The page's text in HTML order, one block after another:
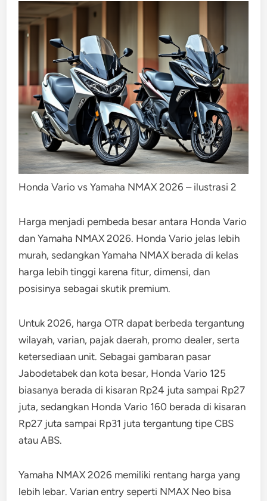
Honda Vario vs Yamaha NMAX 2026 – ilustrasi 2
Harga menjadi pembeda besar antara Honda Vario
dan Yamaha NMAX 2026. Honda Vario jelas lebih
murah, sedangkan Yamaha NMAX berada di kelas
harga lebih tinggi karena fitur, dimensi, dan
posisinya sebagai skutik premium.
Untuk 2026, harga OTR dapat berbeda tergantung
wilayah, varian, pajak daerah, promo dealer, serta
ketersediaan unit. Sebagai gambaran pasar
Jabodetabek dan kota besar, Honda Vario 125
biasanya berada di kisaran Rp24 juta sampai Rp27
juta, sedangkan Honda Vario 160 berada di kisaran
Rp27 juta sampai Rp31 juta tergantung tipe CBS
atau ABS.
Yamaha NMAX 2026 memiliki rentang harga yang
lebih lebar. Varian entry seperti NMAX Neo bisa